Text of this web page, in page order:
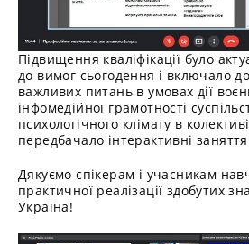
Підвищення кваліфікації було
до вимог сьогодення і включало
важливих питань в умовах дії
інфомедійної грамотності
психологічного клімату в
передбачало інтерактивні
Дякуємо спікерам і учасникам
практичної реалізації здобутих
Україна!